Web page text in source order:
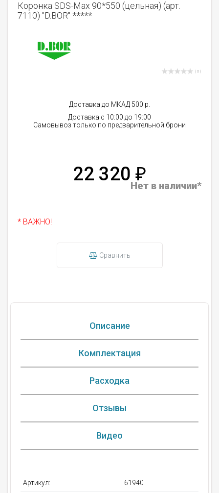
Коронка SDS-Max 90*550 (цельная) (арт.
7110) "D.BOR" *****
( 0 )
Доставка до МКАД 500 р.
Доставка с 10:00 до 19:00
Самовывоз только по предварительной брони
22 320 ₽
Нет в наличии*
* ВАЖНО!
Сравнить
Описание
Комплектация
Расходка
Отзывы
Видео
Артикул: 61940